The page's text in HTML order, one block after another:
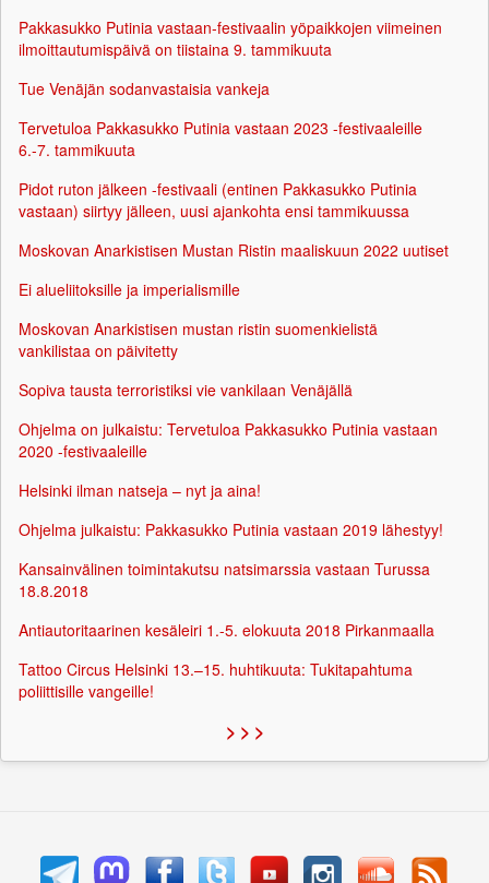
Pakkasukko Putinia vastaan-festivaalin yöpaikkojen viimeinen
ilmoittautumispäivä on tiistaina 9. tammikuuta
Tue Venäjän sodanvastaisia vankeja
Tervetuloa Pakkasukko Putinia vastaan 2023 -festivaaleille
6.-7. tammikuuta
Pidot ruton jälkeen -festivaali (entinen Pakkasukko Putinia
vastaan) siirtyy jälleen, uusi ajankohta ensi tammikuussa
Moskovan Anarkistisen Mustan Ristin maaliskuun 2022 uutiset
Ei alueliitoksille ja imperialismille
Moskovan Anarkistisen mustan ristin suomenkielistä
vankilistaa on päivitetty
Sopiva tausta terroristiksi vie vankilaan Venäjällä
Ohjelma on julkaistu: Tervetuloa Pakkasukko Putinia vastaan
2020 -festivaaleille
Helsinki ilman natseja – nyt ja aina!
Ohjelma julkaistu: Pakkasukko Putinia vastaan 2019 lähestyy!
Kansainvälinen toimintakutsu natsimarssia vastaan Turussa
18.8.2018
Antiautoritaarinen kesäleiri 1.-5. elokuuta 2018 Pirkanmaalla
Tattoo Circus Helsinki 13.–15. huhtikuuta: Tukitapahtuma
poliittisille vangeille!
> > >